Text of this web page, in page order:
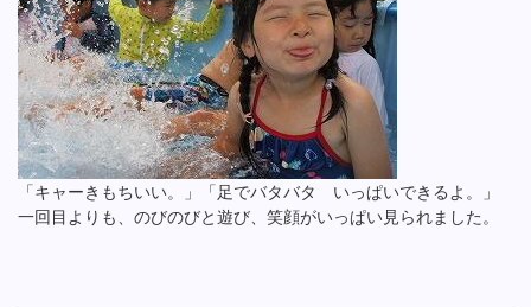
「キャーきもちいい。」「足でバタバタ いっぱいできるよ。」
一回目よりも、のびのびと遊び、笑顔がいっぱい見られました。